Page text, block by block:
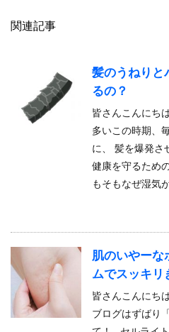
関連記事
髪のうねりと
るの？
皆さんこんにち
多いこの時期、
に、 髪を爆発さ
健康を守るため
もそもなぜ湿気
肌のいやーな
ムでスッキリ
皆さんこんにち
ブログはずばり